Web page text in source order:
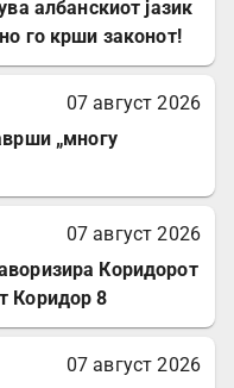
албанскиот јазик
го крши законот!
07 август 2026
„многу
07 август 2026
Коридорот
Коридор 8
07 август 2026